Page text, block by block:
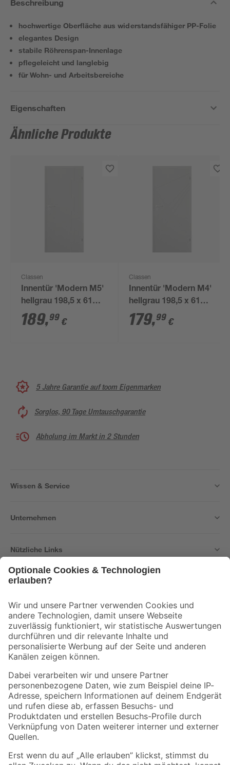
Beschreibung
hochwertige Oberfläche aus widerstandsfähiger PP-Folie
elegantes Design
stabile Röhrenspan-Innenlage
pflegeleicht und langlebig
für Wohn- und Arbeitsbereiche
Eigenschaften
Ähnliche Produkte
Classen
Innentür 'Modern M5'
hellgrau 198,5 x 61
cm, Rechtsanschlag
189,99 €
Classen
Innentür 'Modern M4'
hellgrau 198,5 x 61
cm, Rechtsanschlag
179,99 €
5 Jahre Garantie auf toom Eigenmarken
Sorglos, 90 Tage Umtauschgarantie
Abholung im Markt in 2 Stunden
Wissen & Service
Unternehmen
Nützliche Links
Der toom Newsletter: Keine Angebote und Aktionen mehr verpassen!
Zur Newsletter Anmeldung
Folge uns
Zahlungsarten Versandarten
Sicher einkaufen